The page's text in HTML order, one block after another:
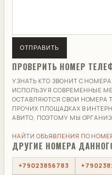
ОТПРАВИТЬ
ПРОВЕРИТЬ НОМЕР
УЗНАТЬ КТО ЗВОНИТ С
ИСПОЛЬЗУЯ СОВРЕМЕННЫЕ
ОСТАВЛЯЮТСЯ СВОИ НОМЕРА
ПРОЧИХ ПЛОЩАДКАХ В
АВИТО, ПОЭТОМУ МЫ
НАЙТИ ОБЪЯВЛЕНИЯ ПО
ДРУГИЕ НОМЕРА
+79023856783